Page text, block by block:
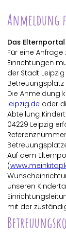
Anmeldung
Das
Für eine
Einrichtungen
der Stadt
Betreuungsplatz
Die Anmeldung
leipzig.de oder
Abteilung
04229 Leipzig
Auf dem
(
unseren
mit der